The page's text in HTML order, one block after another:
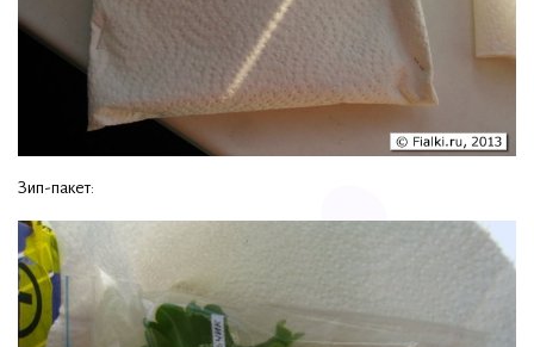
Зип-пакет: